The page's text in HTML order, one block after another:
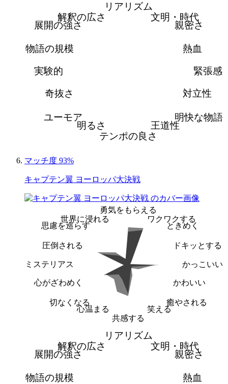
リアリズム
文明・時代
親密さ
熱血
緊張感
対立性
明快な物語
王道性
テンポの良さ
明るさ
ユーモア
奇抜さ
実験的
物語の規模
展開の強さ
解釈の広さ
マッチ度 93%
キャプテン翼 ヨーロッパ大決戦
勇気をもらえる
ワクワクする
ときめく
ドキッとする
かっこいい
かわいい
癒やされる
笑える
共感する
心温まる
切なくなる
心がざわめく
ミステリアス
圧倒される
思慮を巡らす
世界に浸れる
リアリズム
文明・時代
親密さ
熱血
物語の規模
展開の強さ
解釈の広さ